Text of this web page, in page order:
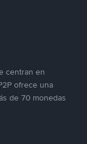
centran en
ofrece una
de 70 monedas